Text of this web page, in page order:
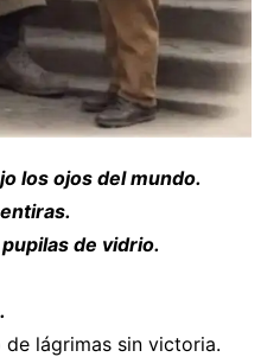
los ojos del mundo.
de vidrio.
lágrimas sin victoria.